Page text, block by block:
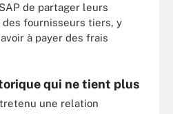
de partager leurs
des fournisseurs tiers, y
à payer des frais
qui ne tient plus
une relation